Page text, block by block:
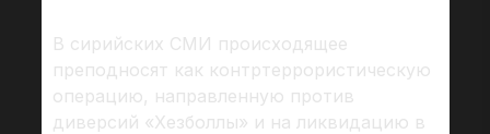
В сирийских СМИ происходящее
преподносят как контртеррористическую
операцию, направленную против
диверсий «Хезболлы» и на ликвидацию в